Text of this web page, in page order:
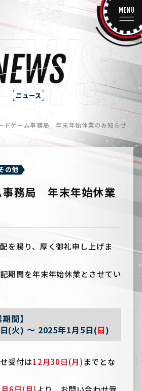
MENU
ニュース
ドゲーム事務局 年末年始休業のお知らせ
の他
事務局 年末年始休業
を賜り、厚く御礼申し上げま
期間を年末年始休業とさせてい
間】
(火) ～ 2025年1月5日(日)
受付は12月30日(月)までとな